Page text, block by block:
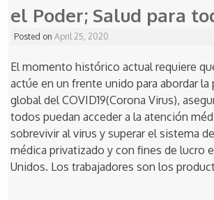
el Poder; Salud para
Posted onApril 25, 2020
El momento histórico actual requiere
actúe en un frente unido para abordar la
global del COVID19(Corona Virus),
todos puedan acceder a la atención
sobrevivir al virus y superar el sistema
médica privatizado y con fines de lucro
Unidos. Los trabajadores son los